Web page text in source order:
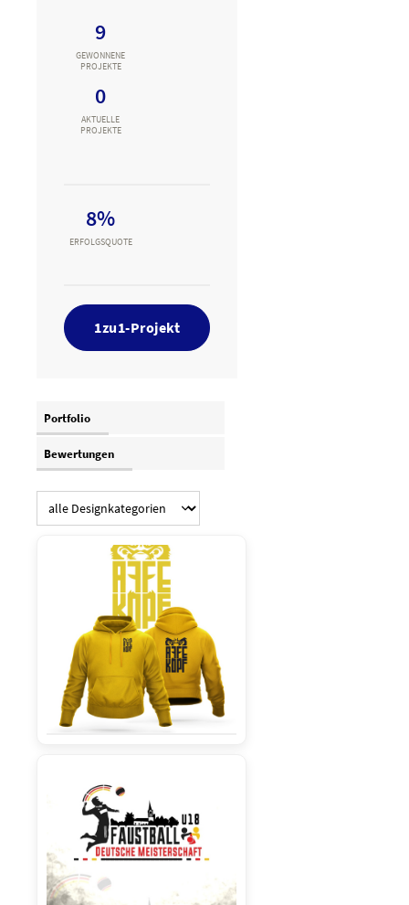
9
GEWONNENE
PROJEKTE
0
AKTUELLE
PROJEKTE
8%
ERFOLGSQUOTE
1zu1-Projekt
Portfolio
Bewertungen